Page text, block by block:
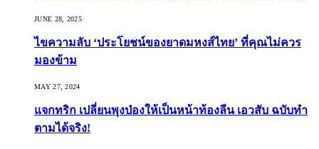
JUNE 28, 2025
ไขความลับ ‘ประโยชน์ของยาดมหงส์ไทย’ ที่คุณไม่ควร
มองข้าม
MAY 27, 2024
แจกทริก เปลี่ยนพุงป่องให้เป็นหน้าท้องลีน เอวสับ ฉบับทำ
ตามได้จริง!